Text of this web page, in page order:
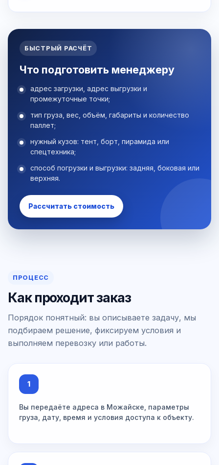
БЫСТРЫЙ РАСЧЁТ
Что подготовить менеджеру
адрес загрузки, адрес выгрузки и
промежуточные точки;
тип груза, вес, объём, габариты и количество
паллет;
нужный кузов: тент, борт, пирамида или
спецтехника;
способ погрузки и выгрузки: задняя, боковая или
верхняя.
Рассчитать стоимость
ПРОЦЕСС
Как проходит заказ
Порядок понятный: вы описываете задачу, мы
подбираем решение, фиксируем условия и
выполняем перевозку или работы.
1
Вы передаёте адреса в Можайске, параметры
груза, дату, время и условия доступа к объекту.